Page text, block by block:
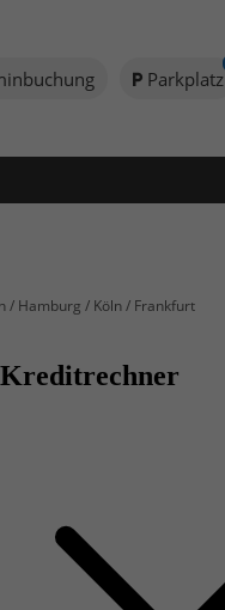
Parkplatz
/ Hamburg / Köln / Frankfurt